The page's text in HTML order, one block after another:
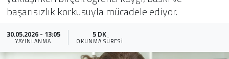
başarısızlık korkusuyla mücadele ediyor.
30.05.2026 - 13:05
YAYINLANMA
5 DK
OKUNMA SÜRESI
Teknoloji
Yaşam